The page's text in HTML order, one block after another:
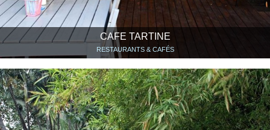
CAFE TARTINE
RESTAURANTS & CAFÉS